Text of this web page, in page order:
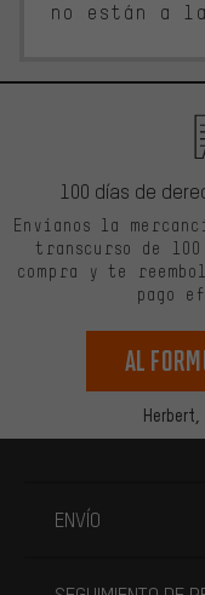
no están a
Herbert,
100 días de
Envíanos la
transcurso de
compra y te
pago
Al
ENVÍO